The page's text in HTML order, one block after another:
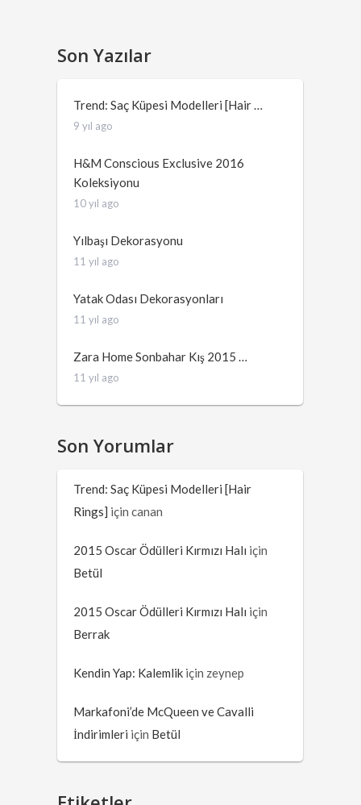
Son Yazılar
Trend: Saç Küpesi Modelleri [Hair …
9 yıl ago
H&M Conscious Exclusive 2016
Koleksiyonu
10 yıl ago
Yılbaşı Dekorasyonu
11 yıl ago
Yatak Odası Dekorasyonları
11 yıl ago
Zara Home Sonbahar Kış 2015 …
11 yıl ago
Son Yorumlar
Trend: Saç Küpesi Modelleri [Hair
Rings] içincanan
2015 Oscar Ödülleri Kırmızı Halı için
Betül
2015 Oscar Ödülleri Kırmızı Halı için
Berrak
Kendin Yap: Kalemlik için zeynep
Markafoni’de McQueen ve Cavalli
İndirimleri için Betül